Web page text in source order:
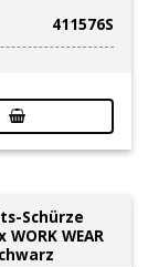
411576S
Schürze
WEAR